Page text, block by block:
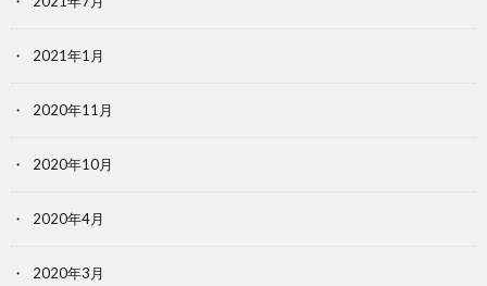
2021年1月
2020年11月
2020年10月
2020年4月
2020年3月